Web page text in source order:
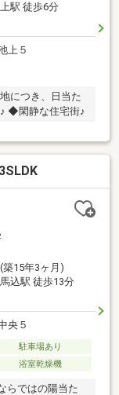
駅 徒歩6分
上５
につき、日当た
スペース♪ ◆閑静な住宅街♪
築15年3ヶ月)
込駅 徒歩13分
央５
駐車場あり
浴室乾燥機
らではの陽当た